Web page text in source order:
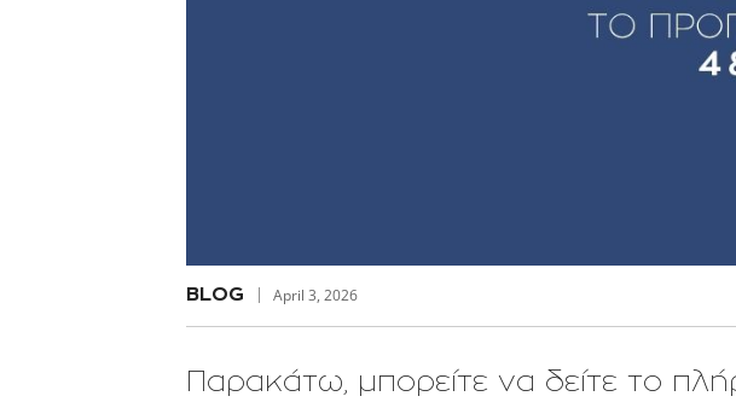
BLOG April 3, 2026
Παρακάτω, μπορείτε να δείτε το